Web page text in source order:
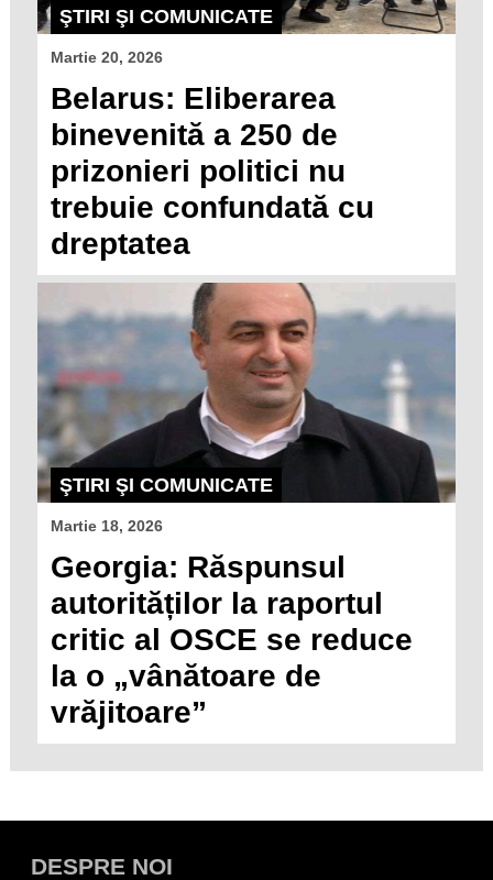
ŞTIRI ŞI COMUNICATE
Martie 20, 2026
Belarus: Eliberarea
binevenită a 250 de
prizonieri politici nu
trebuie confundată cu
dreptatea
ŞTIRI ŞI COMUNICATE
Martie 18, 2026
Georgia: Răspunsul
autorităților la raportul
critic al OSCE se reduce
la o „vânătoare de
vrăjitoare”
DESPRE NOI